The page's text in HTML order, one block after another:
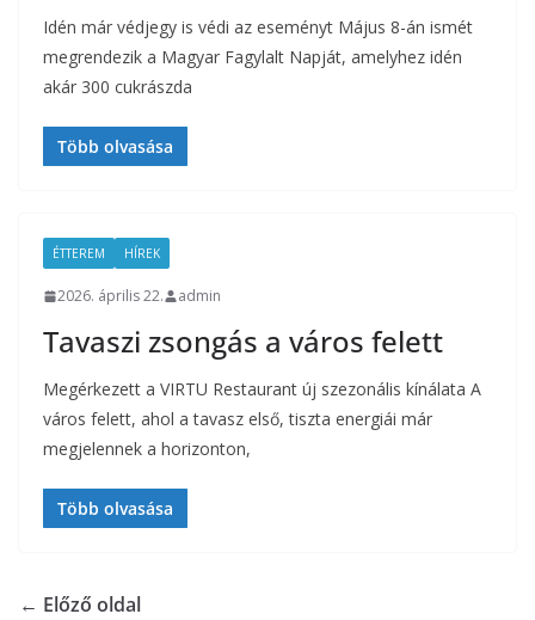
Idén már védjegy is védi az eseményt Május 8-án ismét
megrendezik a Magyar Fagylalt Napját, amelyhez idén
akár 300 cukrászda
Több olvasása
ÉTTEREM HÍREK
2026. április 22. admin
Tavaszi zsongás a város felett
Megérkezett a VIRTU Restaurant új szezonális kínálata A
város felett, ahol a tavasz első, tiszta energiái már
megjelennek a horizonton,
Több olvasása
← Előző oldal